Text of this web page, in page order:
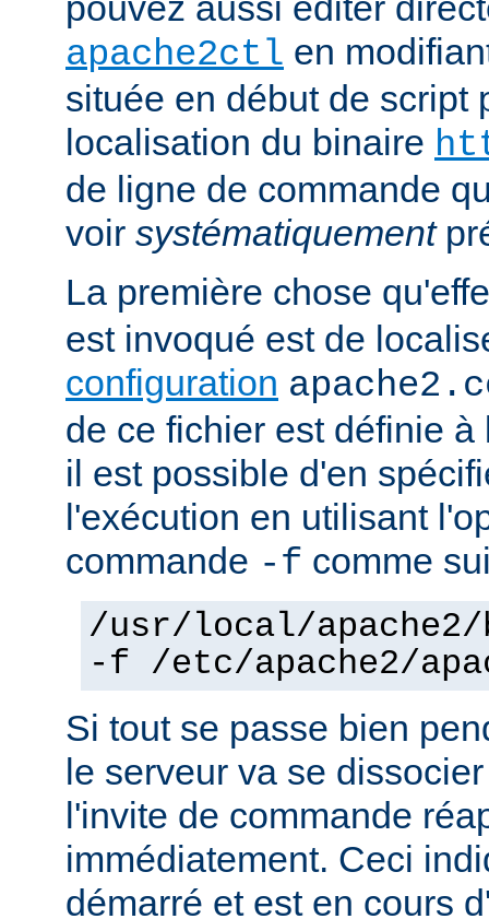
apache2ctl en
située en début de script
localisation du binaire
de ligne de commande
voir systématiquement
La première chose
est invoqué est de
configuration
de ce fichier est définie
il est possible d'en
l'exécution en utilisant
commande -f comme
/usr/local/
-f /etc/apache2/
Si tout se passe bien
le serveur va se
l'invite de commande
immédiatement. Ceci
démarré et est en cours